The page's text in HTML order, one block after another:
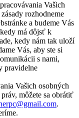
Vašich
rozhodneme
a budeme Vás
má dôjsť k
kedy nám tak uloží
Vás, aby ste si
s nami,
pravidelne
Vašich osobných
môžete sa obrátiť
.